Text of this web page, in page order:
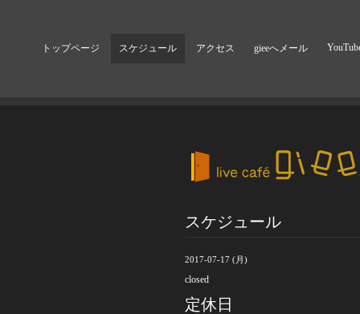
トップページ スケジュール アクセス gieeへメール
スケジュール
2017-07-17 (月)
closed
定休日